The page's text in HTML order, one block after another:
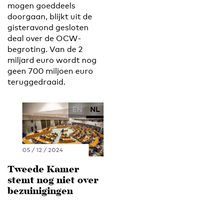
mogen goeddeels
doorgaan, blijkt uit de
gisteravond gesloten
deal over de OCW-
begroting. Van de 2
miljard euro wordt nog
geen 700 miljoen euro
teruggedraaid.
EN NL
05 / 12 / 2024
Tweede Kamer
stemt nog niet over
bezuinigingen